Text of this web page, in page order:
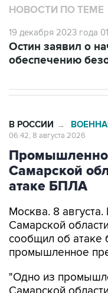
19 декабря 2023 года
обеспечению
Самарской
атаке БПЛА
Москва. 8 августа.
сообщил об атаке
промышленное
"Одно из
подверглось